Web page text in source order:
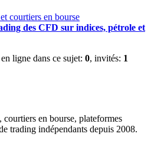
courtiers en bourse
des CFD sur indices, pétrole et
ligne dans ce sujet: 0, invités: 1
en bourse, plateformes
trading indépendants depuis 2008.